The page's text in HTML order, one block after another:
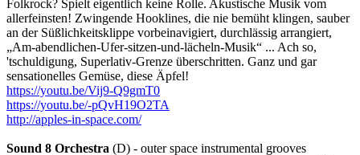
Folkrock? Spielt eigentlich keine Rolle. Akustische Musik vom
allerfeinsten! Zwingende Hooklines, die nie bemüht klingen, sauber
an der Süßlichkeitsklippe vorbeinavigiert, durchlässig arrangiert,
„Am-abendlichen-Ufer-sitzen-und-lächeln-Musik“ ... Ach so,
'tschuldigung, Superlativ-Grenze überschritten. Ganz und gar
sensationelles Gemüse, diese Äpfel!
https://youtu.be/Vij9-Q9gmT0
https://youtu.be/-pQvH19O2TA
http://apples-in-space.com/
Sound 8 Orchestra (D) - outer space instrumental grooves